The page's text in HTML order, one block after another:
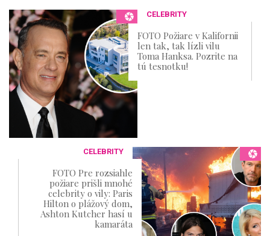
CELEBRITY
FOTO Požiare v Kalifornii
len tak, tak lízli vilu
Toma Hanksa. Pozrite na
tú tesnotku!
CELEBRITY
FOTO Pre rozsiahle
požiare prišli mnohé
celebrity o vily: Paris
Hilton o plážový dom,
Ashton Kutcher hasí u
kamaráta